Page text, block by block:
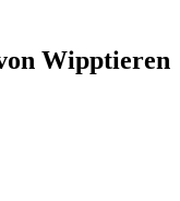
Wipptieren